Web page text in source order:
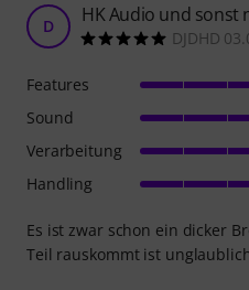
D HK Audio und sonst
DJDHD
Es ist zwar schon ein dicker
Teil rauskommt ist
Features
Sound
Verarbeitung
Handling